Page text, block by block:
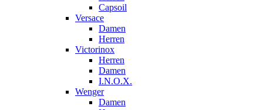
Capsoil
Versace
Damen
Herren
Victorinox
Herren
Damen
I.N.O.X.
Wenger
Damen